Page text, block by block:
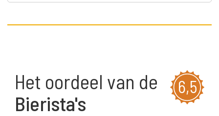
6,5
Het oordeel van de
Bierista's